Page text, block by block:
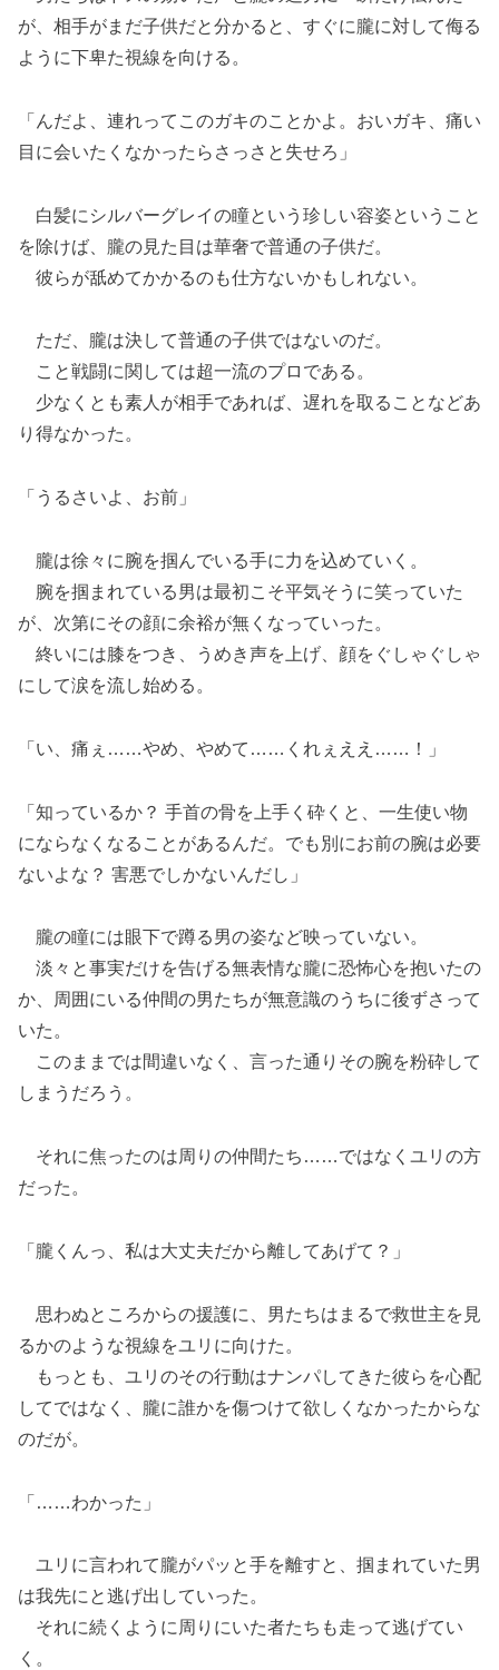
が、相手がまだ子供だと分かると、すぐに朧に対して侮る
ように下卑た視線を向ける。
「んだよ、連れってこのガキのことかよ。おいガキ、痛い
目に会いたくなかったらさっさと失せろ」
白髪にシルバーグレイの瞳という珍しい容姿ということ
を除けば、朧の見た目は華奢で普通の子供だ。
彼らが舐めてかかるのも仕方ないかもしれない。
ただ、朧は決して普通の子供ではないのだ。
こと戦闘に関しては超一流のプロである。
少なくとも素人が相手であれば、遅れを取ることなどあ
り得なかった。
「うるさいよ、お前」
朧は徐々に腕を掴んでいる手に力を込めていく。
腕を掴まれている男は最初こそ平気そうに笑っていた
が、次第にその顔に余裕が無くなっていった。
終いには膝をつき、うめき声を上げ、顔をぐしゃぐしゃ
にして涙を流し始める。
「い、痛ぇ……やめ、やめて……くれぇええ……！」
「知っているか？ 手首の骨を上手く砕くと、一生使い物
にならなくなることがあるんだ。でも別にお前の腕は必要
ないよな？ 害悪でしかないんだし」
朧の瞳には眼下で蹲る男の姿など映っていない。
淡々と事実だけを告げる無表情な朧に恐怖心を抱いたの
か、周囲にいる仲間の男たちが無意識のうちに後ずさって
いた。
このままでは間違いなく、言った通りその腕を粉砕して
しまうだろう。
それに焦ったのは周りの仲間たち……ではなくユリの方
だった。
「朧くんっ、私は大丈夫だから離してあげて？」
思わぬところからの援護に、男たちはまるで救世主を見
るかのような視線をユリに向けた。
もっとも、ユリのその行動はナンパしてきた彼らを心配
してではなく、朧に誰かを傷つけて欲しくなかったからな
のだが。
「……わかった」
ユリに言われて朧がパッと手を離すと、掴まれていた男
は我先にと逃げ出していった。
それに続くように周りにいた者たちも走って逃げてい
く。